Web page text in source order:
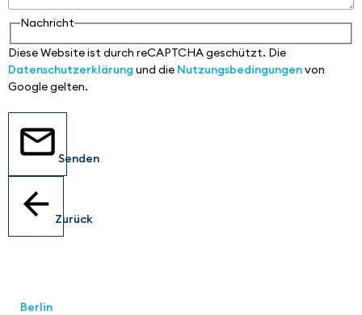
Nachricht
Diese Website ist durch reCAPTCHA geschützt. Die
Datenschutzerklärung und die Nutzungsbedingungenvon
Google gelten.
Senden
Zurück
Berlin